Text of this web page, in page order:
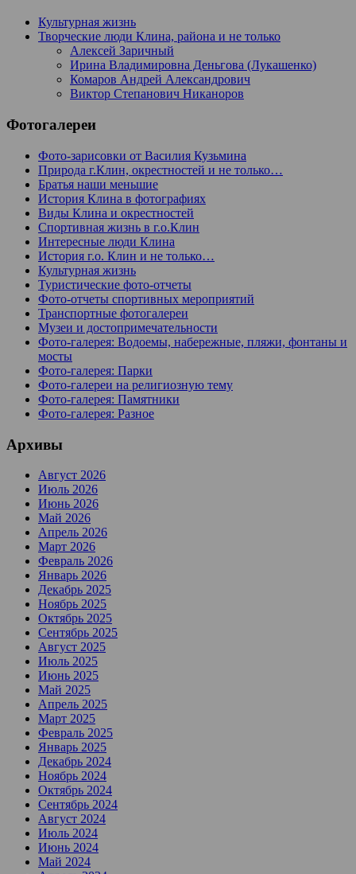
Культурная жизнь
Творческие люди Клина, района и не только
Алексей Заричный
Ирина Владимировна Деньгова (Лукашенко)
Комаров Андрей Александрович
Виктор Степанович Никаноров
Фотогалереи
Фото-зарисовки от Василия Кузьмина
Природа г.Клин, окрестностей и не только…
Братья наши меньшие
История Клина в фотографиях
Виды Клина и окрестностей
Спортивная жизнь в г.о.Клин
Интересные люди Клина
История г.о. Клин и не только…
Культурная жизнь
Туристические фото-отчеты
Фото-отчеты спортивных мероприятий
Транспортные фотогалереи
Музеи и достопримечательности
Фото-галерея: Водоемы, набережные, пляжи, фонтаны и
мосты
Фото-галерея: Парки
Фото-галереи на религиозную тему
Фото-галерея: Памятники
Фото-галерея: Разное
Архивы
Август 2026
Июль 2026
Июнь 2026
Май 2026
Апрель 2026
Март 2026
Февраль 2026
Январь 2026
Декабрь 2025
Ноябрь 2025
Октябрь 2025
Сентябрь 2025
Август 2025
Июль 2025
Июнь 2025
Май 2025
Апрель 2025
Март 2025
Февраль 2025
Январь 2025
Декабрь 2024
Ноябрь 2024
Октябрь 2024
Сентябрь 2024
Август 2024
Июль 2024
Июнь 2024
Май 2024